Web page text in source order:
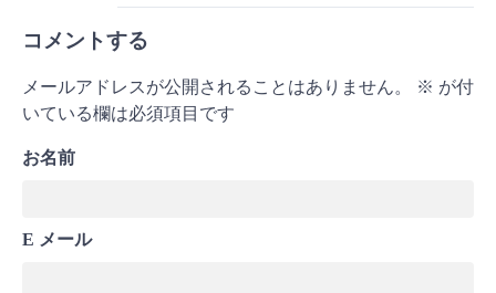
コメントする
メールアドレスが公開されることはありません。 ※ が付
いている欄は必須項目です
お名前
E メール